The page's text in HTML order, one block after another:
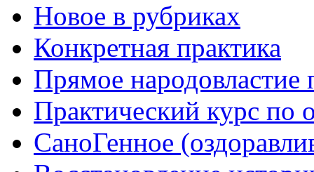
Новое в рубриках
Конкретная практика
Прямое
Практический курс по
СаноГенное